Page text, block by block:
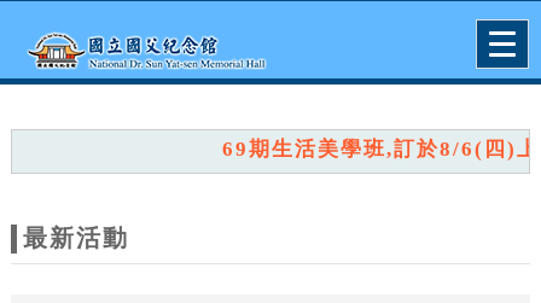
網
站
主
題
69期生活美學班,訂於8/6(四)上午9
最新活動